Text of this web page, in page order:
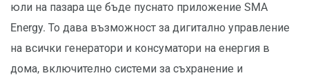
юли на пазара ще бъде пуснато приложение SMA
Energy. То дава възможност за дигитално управление
на всички генератори и консуматори на енергия в
дома, включително системи за съхранение и